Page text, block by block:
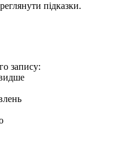
підказки.
запису: